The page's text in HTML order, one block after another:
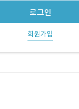
로그인
회원가입